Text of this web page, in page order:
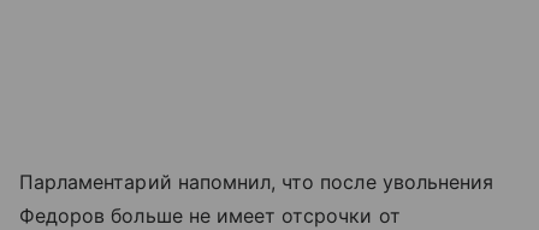
Парламентарий напомнил, что после увольнения
Федоров больше не имеет отсрочки от